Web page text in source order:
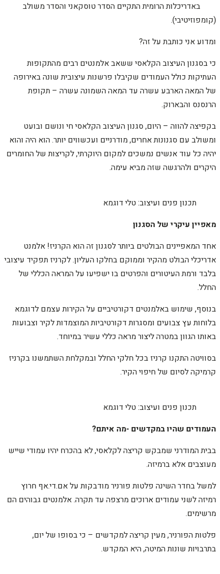
באדריכלות הרומית התקיים הסדר טוסקאני והסדר משולב
(קומפוזיטיבי).
ומדוע אני כותבת על זה?
כי בסגנון העיצוב הקלאסי ששאב אלמנטים רבים מהתקופות
העתיקות כולל העמודים שקיבלו פרשנות עיצובית שונה באירופה
של המאה הארבע עשרה עד המאה השמונה עשרה – תקופת
הרנסנס והבארוק.
בקפיצה להווה – היום, סגנון העיצוב הקלאסי חי ונושם ובועט
ומשולב עם סגנונות אחרים, מודרניים ועכשווים יותר. הוא היה והוא
יהיה כל עוד אנשים נמשכים למקום היוקרתי, לקריצות של החומרים
היקרים ולהרגשה שזה מביא עימה.
תכנון פנים ועיצוב: טלי דוגמא
מאפיין עיקרי של הסגנון
אחד המאפיינים הבולטים ביותר לסגנון זה הוא הקרניז! אלמנט
אדריכלי הבולט מהקיר וממוקם בחלקו העליון. לקרניז תפקיד עיצובי
בלבד ורמת העיטורים והפרטים בו ישפיעו על המראה הכללי של
החלל.
בנוסף, שימוש באלמנטים דקורטיביים על הקירות עצמם לדוגמא
בלוחות עץ צבועים ומסגרות דקורטיביות המוצמדות לקיר וצבועות
באותו הגוון במטרה ליצור מראה כללי עשיר במיוחד.
בסוויטה התקנו קרניז בכל חלקי החלל ובמקלחת השתמשנו בקרניז
קרמיקה לסיום של חיפוי הקיר.
תכנון פנים ועיצוב: טלי דוגמא
העמודים שהיו במקדשים -מה איתם?
בבית המודרני שמבקש קריצה לקלאסי, לא בהכרח יהיו עמודי שייש
מעוצבים אלא ברמיזה.
למשל בחדר השינה פלטות פורניר מודבקות על אם.די.אף חרוץ
רמיזה לשני עמודים ארוכים מרצפה עד תקרה. אלמנטים גבוהים הם
מרשימים.
פלטות הפורניר, מעין קריצה למקדשים – כי בסופו של יום,
בתרבויות שונות המיטה, היא המקדש.